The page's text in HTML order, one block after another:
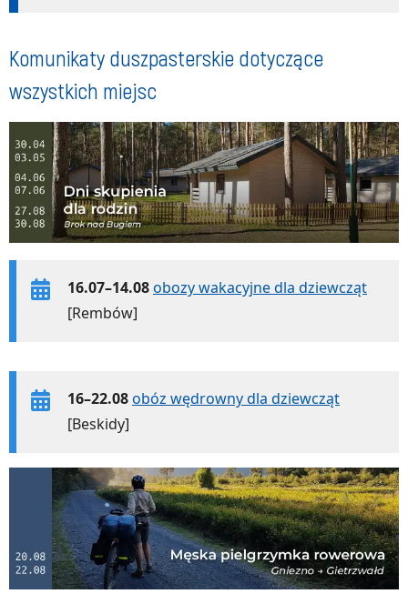
Komunikaty duszpasterskie dotyczące
wszystkich miejsc
16.07–14.08obozy wakacyjne dla dziewcząt
[Rembów]
16–22.08obóz wędrowny dla dziewcząt
[Beskidy]